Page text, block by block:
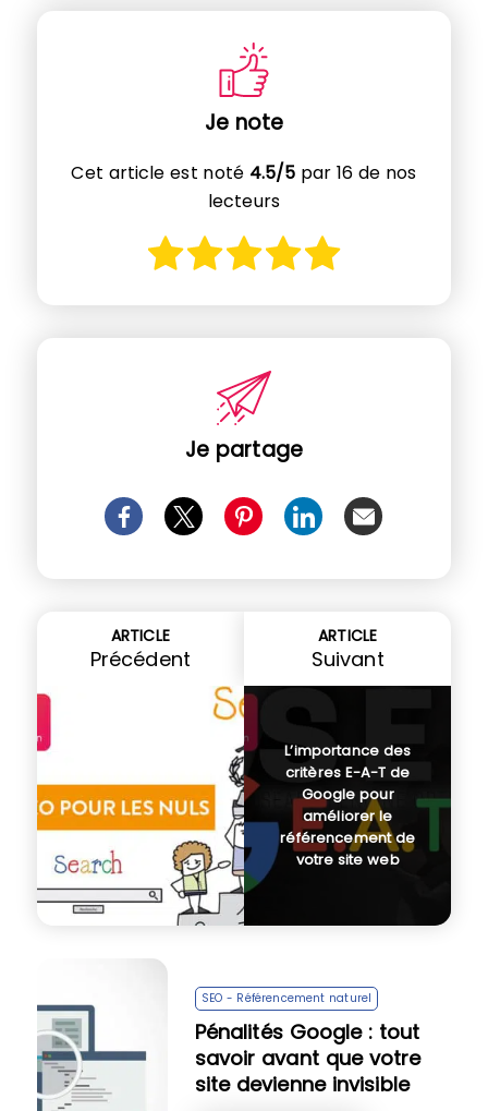
Je note
Cet article est noté 4.5/5 par 16 de nos
lecteurs
Je partage
ARTICLE
Précédent
ARTICLE
Suivant
L’importance des
critères E-A-T de
Google pour
améliorer le
référencement de
votre site web
SEO - Référencement naturel
Pénalités Google : tout
savoir avant que votre
site devienne invisible